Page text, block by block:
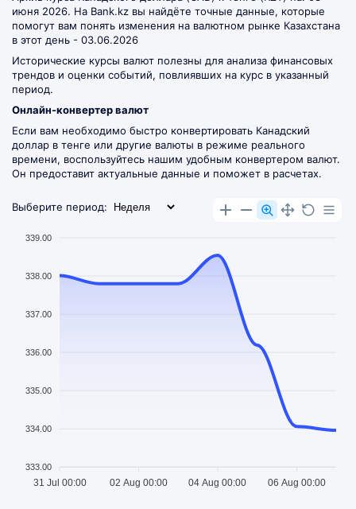
июня 2026. На Bank.kz вы найдёте точные данные, которые
помогут вам понять изменения на валютном рынке Казахстана
в этот день - 03.06.2026
Исторические курсы валют полезны для анализа финансовых
трендов и оценки событий, повлиявших на курс в указанный
период.
Онлайн-конвертер валют
Если вам необходимо быстро конвертировать Канадский
доллар в тенге или другие валюты в режиме реального
времени, воспользуйтесь нашим удобным конвертером валют.
Он предоставит актуальные данные и поможет в расчетах.
Выберите период:
339.00
338.00
337.00
336.00
335.00
334.00
333.00
31 Jul 00:00 02 Aug 00:00 04 Aug 00:00 06 Aug 00:00